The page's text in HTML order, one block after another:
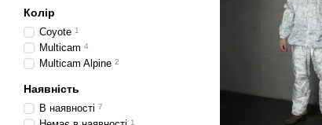
Колір
Coyote 1
Multicam 4
Multicam Alpine 2
Наявність
В наявності 7
1